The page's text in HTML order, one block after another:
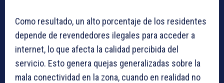
Como resultado, un alto porcentaje de los residentes
depende de revendedores ilegales para acceder a
internet, lo que afecta la calidad percibida del
servicio. Esto genera quejas generalizadas sobre la
mala conectividad en la zona, cuando en realidad no